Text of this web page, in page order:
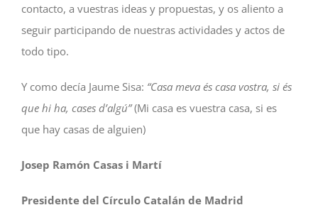
contacto, a vuestras ideas y propuestas, y os aliento a
seguir participando de nuestras actividades y actos de
todo tipo.
Y como decía Jaume Sisa: “Casa meva és casa vostra, si és
que hi ha, cases d’algú”(Mi casa es vuestra casa, si es
que hay casas de alguien)
Josep Ramón Casas i Martí
Presidente del Círculo Catalán de Madrid